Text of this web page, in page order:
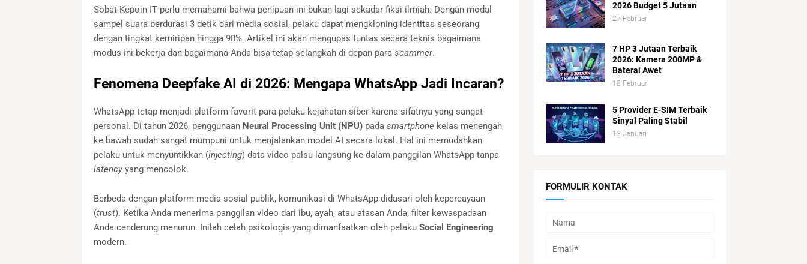
Sobat Kepoin IT perlu memahami bahwa penipuan ini bukan lagi sekadar fiksi ilmiah. Dengan modal
sampel suara berdurasi 3 detik dari media sosial, pelaku dapat mengkloning identitas seseorang
dengan tingkat kemiripan hingga 98%. Artikel ini akan mengupas tuntas secara teknis bagaimana
modus ini bekerja dan bagaimana Anda bisa tetap selangkah di depan para scammer.
Fenomena Deepfake AI di 2026: Mengapa WhatsApp Jadi Incaran?
WhatsApp tetap menjadi platform favorit para pelaku kejahatan siber karena sifatnya yang sangat
personal. Di tahun 2026, penggunaan Neural Processing Unit (NPU)pada smartphone kelas menengah
ke bawah sudah sangat mumpuni untuk menjalankan model AI secara lokal. Hal ini memudahkan
pelaku untuk menyuntikkan (injecting) data video palsu langsung ke dalam panggilan WhatsApp tanpa
latencyyang mencolok.
Berbeda dengan platform media sosial publik, komunikasi di WhatsApp didasari oleh kepercayaan
(trust). Ketika Anda menerima panggilan video dari ibu, ayah, atau atasan Anda, filter kewaspadaan
Anda cenderung menurun. Inilah celah psikologis yang dimanfaatkan oleh pelaku Social Engineering
modern.
2026 Budget 5 Jutaan
27 Februari
7 HP 3 Jutaan Terbaik
2026: Kamera 200MP &
Baterai Awet
18 Februari
5 Provider E-SIM Terbaik
Sinyal Paling Stabil
13 Januari
FORMULIR KONTAK